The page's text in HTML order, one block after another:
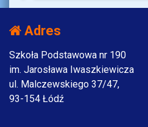
Adres
Szkoła Podstawowa nr 190
im. Jarosława Iwaszkiewicza
ul. Malczewskiego 37/47,
93-154 Łódź